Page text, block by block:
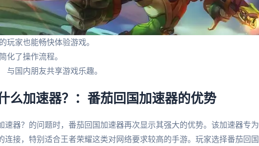
玩家也能畅快体验游戏。
化了操作流程。
与国内朋友共享游戏乐趣。
么加速器？：番茄回国加速器的优势
速器？的问题时，番茄回国加速器再次显示其强大的优势。该加速器专为
连接，特别适合王者荣耀这类对网络要求较高的手游。玩家选择番茄回国